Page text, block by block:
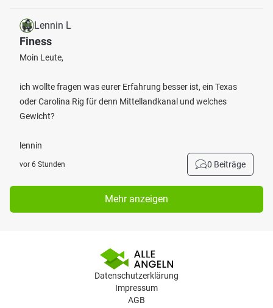
Lennin L
Finess
Moin Leute,
ich wollte fragen was eurer Erfahrung besser ist, ein Texas
oder Carolina Rig für denn Mittellandkanal und welches
Gewicht?
lennin
vor 6 Stunden 0 Beiträge
Mehr anzeigen
Datenschutzerklärung
Impressum
AGB